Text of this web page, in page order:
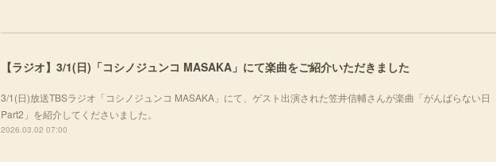
【ラジオ】3/1(日)「コシノジュンコ MASAKA」にて楽曲をご紹介いただきました
3/1(日)放送TBSラジオ「コシノジュンコ MASAKA」にて、ゲスト出演された笠井信輔さんが楽曲「がんばらない日
Part2」を紹介してくださいました。
2026.03.02 07:00